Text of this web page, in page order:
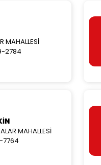
MAHALLESİ
2784
MAHALLESİ
7764